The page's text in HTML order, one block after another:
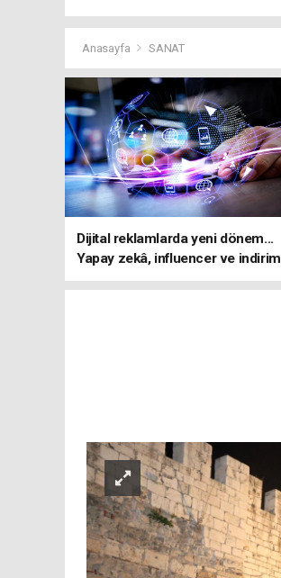
Anasayfa SANAT
Dijital reklamlarda yeni dönem...
Yapay zekâ, influencer ve indirim
kampanyalarına sıkı kurallar